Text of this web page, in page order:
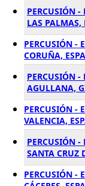
PERCUSIÓN -
LAS PALMAS,
PERCUSIÓN -
CORUÑA,
PERCUSIÓN -
AGULLANA,
PERCUSIÓN -
VALENCIA,
PERCUSIÓN -
SANTA CRUZ
PERCUSIÓN -